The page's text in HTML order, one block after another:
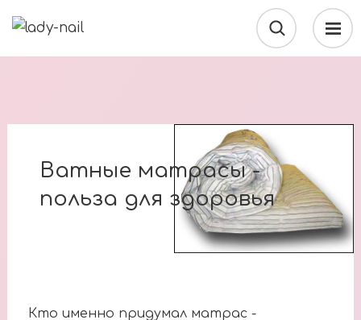
Ватные матрасы -
польза для здоровья
Кто именно придумал матрас -